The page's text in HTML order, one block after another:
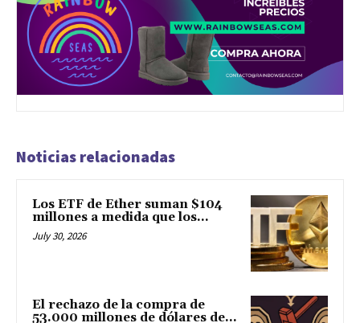
Noticias relacionadas
Los ETF de Ether suman $104
millones a medida que los...
July 30, 2026
El rechazo de la compra de
53.000 millones de dólares de...